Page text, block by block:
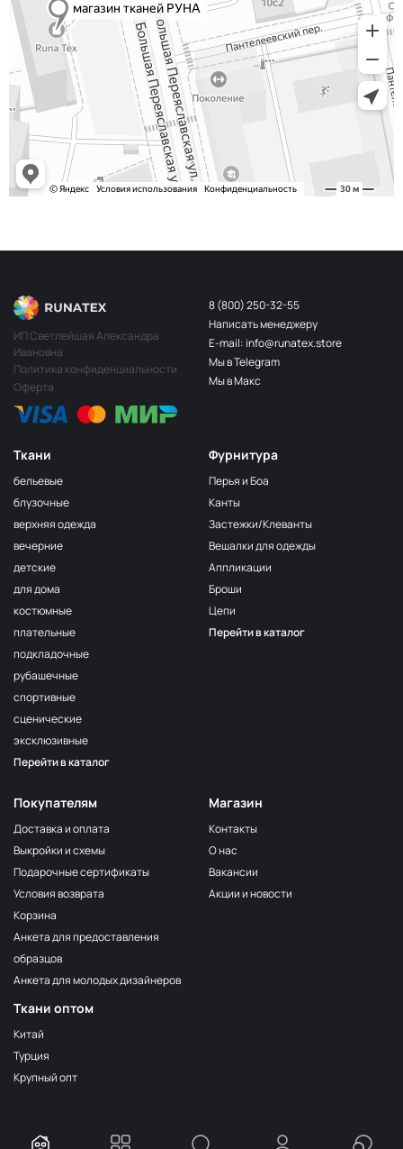
Ткани
бельевые
блузочные
верхняя одежда
вечерние
детские
для дома
костюмные
плательные
подкладочные
рубашечные
спортивные
сценические
эксклюзивные
Перейти в каталог
Фурнитура
Перья и Боа
Канты
Застежки/Клеванты
Вешалки для одежды
Аппликации
Броши
Цепи
Перейти в каталог
Покупателям
Доставка и оплата
Выкройки и схемы
Подарочные сертификаты
Условия возврата
Корзина
Анкета для предоставления
образцов
Анкета для молодых дизайнеров
Ткани оптом
Китай
Турция
Крупный опт
Магазин
Контакты
О нас
Вакансии
Акции и новости
ИП Светлейшая Александра
Ивановна
Политика конфиденциальности
Оферта
8 (800) 250-32-55
Написать менеджеру
E-mail: info@runatex.store
Мы в Telegram
Мы в Макс